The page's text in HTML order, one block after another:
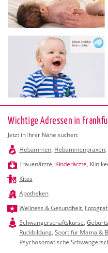
Wichtige Adressen in
Jetzt in Ihrer Nähe suchen:
Hebammen, Hebammenpraxen,
Frauenärzte, Kinderärzte,
Kitas
Apotheken
Wellness & Gesundheit,
Schwangerschaftskurse,
Rückbildung, Sport für Mama &
Psychosomatische